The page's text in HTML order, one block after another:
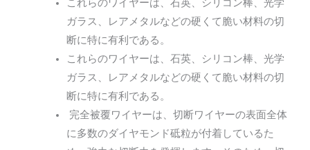
これらのワイヤーは、石英、シリコン棒、光学
ガラス、レアメタルなどの硬くて脆い材料の切
断に特に有利である。
これらのワイヤーは、石英、シリコン棒、光学
ガラス、レアメタルなどの硬くて脆い材料の切
断に特に有利である。
完全被覆ワイヤーは、切断ワイヤーの表面全体
に多数のダイヤモンド砥粒が付着しているた